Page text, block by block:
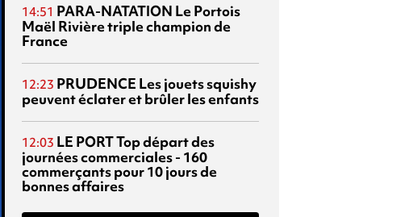
14:51 PARA-NATATION Le Portois
Maël Rivière triple champion de
France
12:23 PRUDENCE Les jouets squishy
peuvent éclater et brûler les enfants
12:03 LE PORTTop départ des
journées commerciales - 160
commerçants pour 10 jours de
bonnes affaires